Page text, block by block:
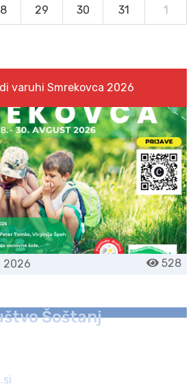
29 30 31 1
varuhi Smrekovca 2026
528
2026
Šoštanj